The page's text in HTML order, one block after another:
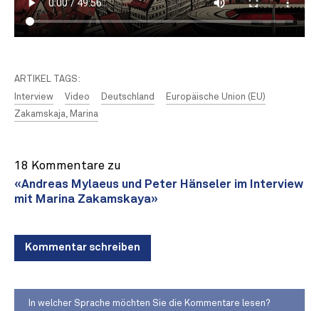
ARTIKEL TAGS:
Interview
Video Deutschland
Europäische Union (EU)
Zakamskaja, Marina
18 Kommentare zu
«Andreas Mylaeus und Peter Hänseler im Interview
mit Marina Zakamskaya»
Kommentar schreiben
In welcher Sprache möchten Sie die Kommentare lesen?